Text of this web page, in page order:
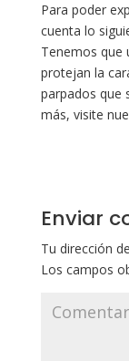
Para poder
cuenta lo
Tenemos que
protejan la
parpados que
más, visite
Enviar
Tu dirección
Los campos